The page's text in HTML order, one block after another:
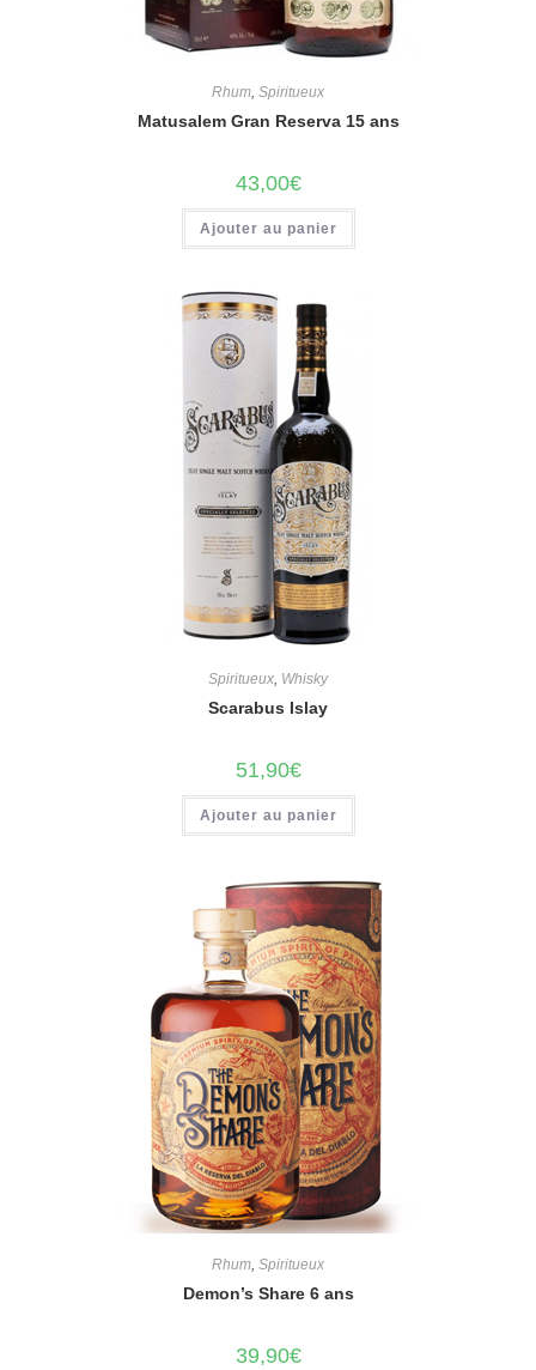
Rhum, Spiritueux
Matusalem Gran Reserva 15 ans
43,00€
Ajouter au panier
Spiritueux Whisky
Scarabus Islay
51,90€
Ajouter au panier
Rhum, Spiritueux
Demon’s Share 6 ans
39,90€